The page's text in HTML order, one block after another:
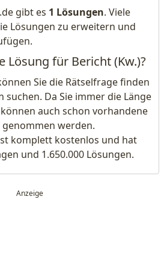
gibt es 1 Lösungen. Viele
Lösungen zu erweitern und
Lösung für Bericht (Kw.)?
Sie die Rätselfrage finden
suchen. Da Sie immer die Länge
auch schon vorhandene
werden.
komplett kostenlos und hat
und 1.650.000 Lösungen.